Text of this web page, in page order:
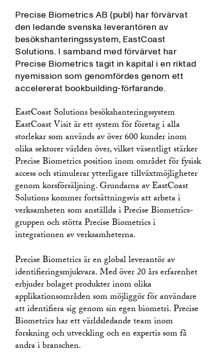
Precise Biometrics AB (publ) har förvärvat
den ledande svenska leverantören av
besökshanteringssystem, EastCoast
Solutions. I samband med förvärvet har
Precise Biometrics tagit in kapital i en riktad
nyemission som genomfördes genom ett
accelererat bookbuilding-förfarande.
EastCoast Solutions besökshanteringssystem
EastCoast Visit är ett system för företag i alla
storlekar som används av över 600 kunder inom
olika sektorer världen över, vilket väsentligt stärker
Precise Biometrics position inom området för fysisk
access och stimulerar ytterligare tillväxtmöjligheter
genom korsförsäljning. Grundarna av EastCoast
Solutions kommer fortsättningsvis att arbeta i
verksamheten som anställda i Precise Biometrics-
gruppen och stötta Precise Biometrics i
integrationen av verksamheterna.
Precise Biometrics är en global leverantör av
identifieringsmjukvara. Med över 20 års erfarenhet
erbjuder bolaget produkter inom olika
applikationsområden som möjliggör för användare
att identifiera sig genom sin egen biometri. Precise
Biometrics har ett världsledande team inom
forskning och utveckling och en expertis som få
andra i branschen.